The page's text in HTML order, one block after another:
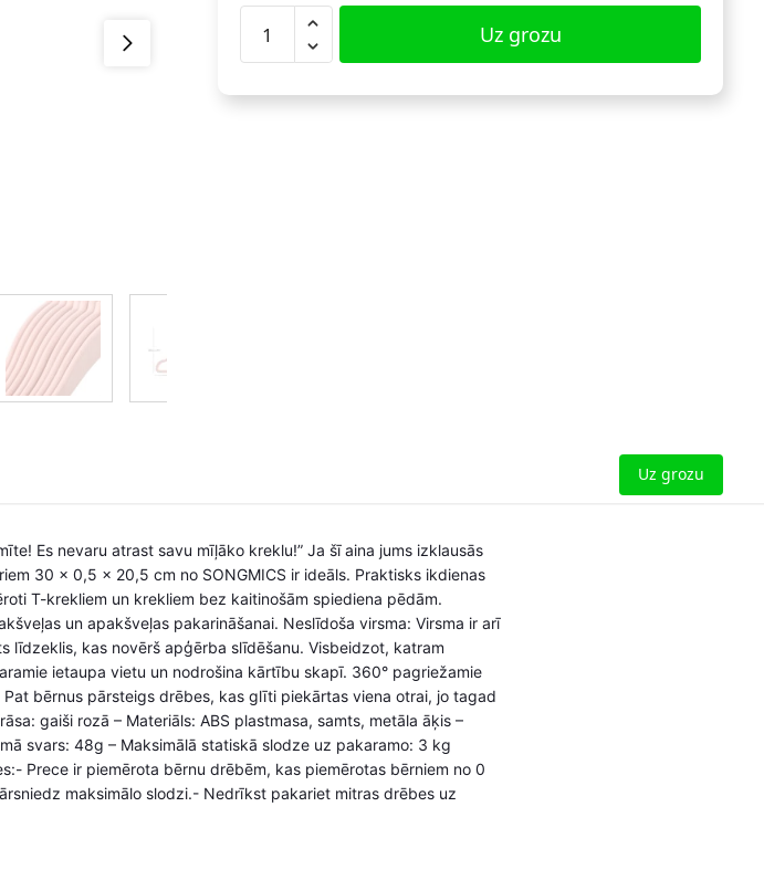
pakaramo
komplekts
Uz grozu
Uz grozu
Es nevaru atrast savu mīļāko kreklu!” Ja šī aina jums izklausās
30 x 0,5 x 20,5 cm no SONGMICS ir ideāls. Praktisks ikdienas
T-krekliem un krekliem bez kaitinošām spiediena pēdām.
un apakšveļas pakarināšanai. Neslīdoša virsma: Virsma ir arī
līdzeklis, kas novērš apģērba slīdēšanu. Visbeidzot, katram
ietaupa vietu un nodrošina kārtību skapī. 360° pagriežamie
bērnus pārsteigs drēbes, kas glīti piekārtas viena otrai, jo tagad
gaiši rozā – Materiāls: ABS plastmasa, samts, metāla āķis –
svars: 48g – Maksimālā statiskā slodze uz pakaramo: 3 kg
Prece ir piemērota bērnu drēbēm, kas piemērotas bērniem no 0
maksimālo slodzi.- Nedrīkst pakariet mitras drēbes uz